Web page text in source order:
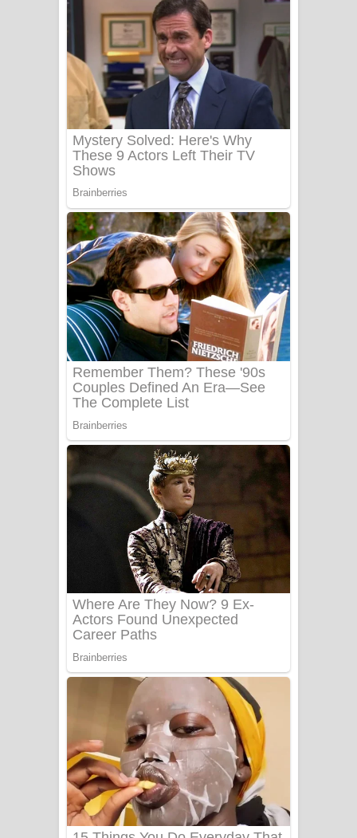
Liyamuda Dan Anagathe Song Lyrics
- ලියමුද දැන් අනාගතේ ගීතයේ පද පෙළ
Doni Song Lyrics - දෝණි ගීතයේ පද
පෙළ
Benthara Palame Song Lyrics -
Sanda Babalena Song Lyrics - සඳ
බැබලෙන ගීතයේ පද පෙළ
Adare Wadi Nisa Song Lyrics - ආදරේ
වැඩි නිසා ගීතයේ පද පෙළ
UNUHUMA Song Lyrics - උණුහුම
ගීතයේ පද පෙළ
Katakara Song Lyrics - කටකාර ගීතයේ
පද පෙළ
Tharu Yaye Dilena Song Lyrics - තරු
යායේ දිලෙනා ගීතයේ පද පෙළ
Ow Man Sosa Song Lyrics - ඔව් මං
සෝසා ගීතයේ පද පෙළ
Heavy Weight Song Lyrics
Aye Lanweela Song Lyrics - ආයේ
ලංවීලා ගීතයේ පද පෙළ
Ala purannata Song Lyrics - ආල
පුරන්නට ගීතයේ පද පෙළ
FEVER DREAM Lyrics - Alex Warren
BTS : Hooligan Lyrics